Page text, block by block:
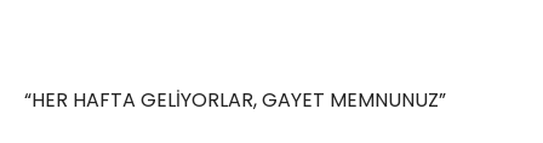
“HER HAFTA GELİYORLAR, GAYET MEMNUNUZ”